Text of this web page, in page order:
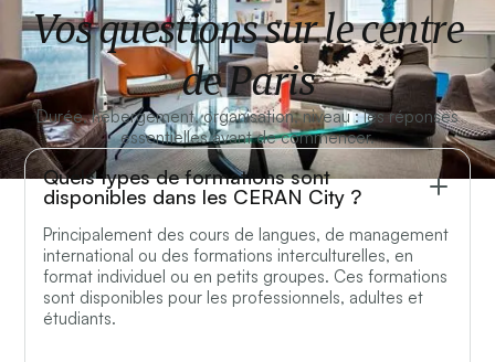
Vos questions sur le centre
de Paris
Durée, hébergement, organisation, niveau : les réponses
essentielles avant de commencer.
Quels types de formations sont
disponibles dans les CERAN City ?
Principalement des cours de langues, de management
international ou des formations interculturelles, en
format individuel ou en petits groupes. Ces formations
sont disponibles pour les professionnels, adultes et
étudiants.